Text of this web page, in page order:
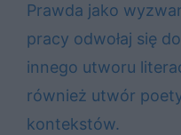
Prawda jako
pracy odwołaj się
innego utworu
również utwór
kontekstów.